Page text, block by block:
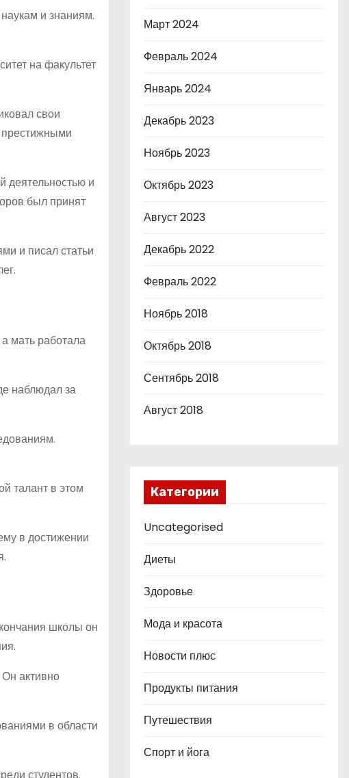
и знаниям.
на факультет
свои
престижными
деятельностью и
был принят
и писал статьи
мать работала
наблюдал за
талант в этом
в достижении
школы он
активно
в области
студентов.
Март 2024
Февраль 2024
Январь 2024
Декабрь 2023
Ноябрь 2023
Октябрь 2023
Август 2023
Декабрь 2022
Февраль 2022
Ноябрь 2018
Октябрь 2018
Сентябрь 2018
Август 2018
Категории
Uncategorised
Диеты
Здоровье
Мода и красота
Новости плюс
Продукты питания
Путешествия
Спорт и йога